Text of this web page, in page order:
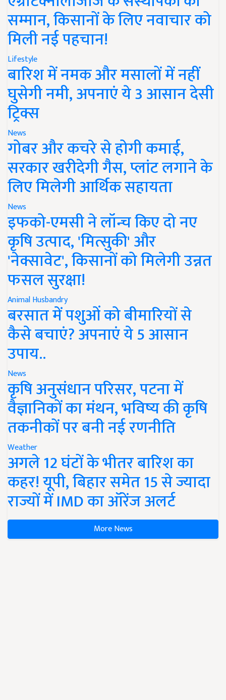
सम्मान, किसानों के लिए नवाचार को
मिली नई पहचान!
Lifestyle
बारिश में नमक और मसालों में नहीं
घुसेगी नमी, अपनाएं ये 3 आसान देसी
ट्रिक्स
News
गोबर और कचरे से होगी कमाई,
सरकार खरीदेगी गैस, प्लांट लगाने के
लिए मिलेगी आर्थिक सहायता
News
इफको-एमसी ने लॉन्च किए दो नए
कृषि उत्पाद, 'मित्सुकी' और
'नेक्सावेट', किसानों को मिलेगी उन्नत
फसल सुरक्षा!
Animal Husbandry
बरसात में पशुओं को बीमारियों से
कैसे बचाएं? अपनाएं ये 5 आसान
उपाय..
News
कृषि अनुसंधान परिसर, पटना में
वैज्ञानिकों का मंथन, भविष्य की कृषि
तकनीकों पर बनी नई रणनीति
Weather
अगले 12 घंटों के भीतर बारिश का
कहर! यूपी, बिहार समेत 15 से ज्यादा
राज्यों में IMD का ऑरेंज अलर्ट
More News